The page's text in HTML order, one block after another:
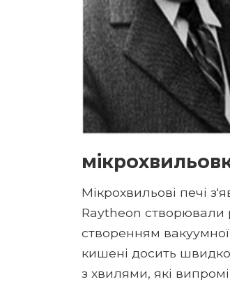
Мікрохвильові печі
Raytheon створювали
створенням
кишені досить
з хвилями, які